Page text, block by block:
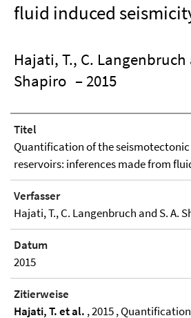
fluid induced
Hajati, T., C. Langenbruch
Shapiro – 2015
Titel
Quantification of the
reservoirs: inferences made from
Verfasser
Hajati, T., C. Langenbruch and S. A.
Datum
2015
Zitierweise
Hajati, T. et al. , 2015 ,